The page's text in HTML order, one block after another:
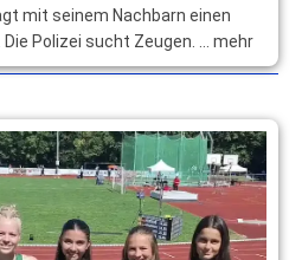
mit seinem Nachbarn einen
Polizei sucht Zeugen. … mehr